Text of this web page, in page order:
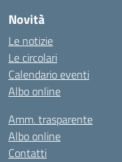
Novità
Le notizie
Le circolari
Calendario eventi
Albo online
Amm. trasparente
Albo online
Contatti